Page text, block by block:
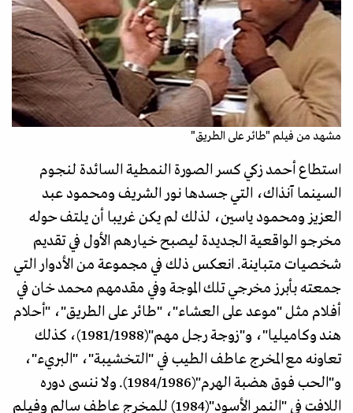
مشهد من فيلم "طائر على الطريق"
استطاع أحمد زكي كسر الصورة النمطية السائدة لنجوم
السينما آنذاك، التي جسدها نور الشريف ومحمود عبد
العزيز ومحمود ياسين، لذلك لم يكن غريبا أن يلتف حوله
مخرجو الواقعية الجديدة ليصبح خيارهم الأول في تقديم
شخصيات متباينة. انعكس ذلك في مجموعة من الأدوار التي
جمعته بأبرز مخرجي تلك الموجة وفي مقدمهم محمد خان في
أفلام مثل "موعد على العشاء"، "طائر على الطريق"، "أحلام
هند وكاميليا"، و"زوجة رجل مهم"(1981/1988)، كذلك
تعاونه مع المخرج عاطف الطيب في "التخشيبة"، "البريء"،
و"الحب فوق هضبة الهرم"(1984/1986). ولا ننسى دوره
اللافت في "النمر الأسود"(1984) للمخرج عاطف سالم وفيلم